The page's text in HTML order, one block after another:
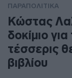
ΠΑΡΑΠΟΛΙΤΙΚΑ
Κώστας
δοκίμιο
τέσσερις
βιβλίου